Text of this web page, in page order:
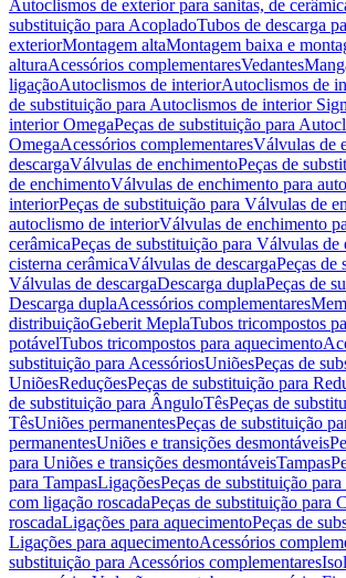
Autoclismos de exterior para sanitas, de
substituição para AcopladoTubos de descarga
exteriorMontagem altaMontagem baixa e
alturaAcessórios complementaresVedantes
ligaçãoAutoclismos de interiorAutoclismos de
de substituição para Autoclismos de interior
interior OmegaPeças de substituição para
OmegaAcessórios complementaresVálvulas de
descargaVálvulas de enchimentoPeças de
de enchimentoVálvulas de enchimento para
interiorPeças de substituição para Válvulas de
autoclismo de interiorVálvulas de enchimento
cerâmicaPeças de substituição para Válvulas de
cisterna cerâmicaVálvulas de descargaPeças de
Válvulas de descargaDescarga duplaPeças de
Descarga duplaAcessórios complementares
distribuiçãoGeberit MeplaTubos tricompostos
potávelTubos tricompostos para aquecimento
substituição para AcessóriosUniõesPeças de
UniõesReduçõesPeças de substituição para
de substituição para ÂnguloTêsPeças de
TêsUniões permanentesPeças de substituição
permanentesUniões e transições desmontáveis
para Uniões e transições desmontáveisTampas
para TampasLigaçõesPeças de substituição
com ligação roscadaPeças de substituição para
roscadaLigações para aquecimentoPeças de
Ligações para aquecimentoAcessórios
substituição para Acessórios complementares